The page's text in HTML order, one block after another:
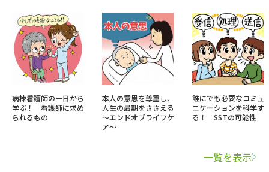
病棟看護師の一日から
学ぶ！ 看護師に求め
られるもの
本人の意思を尊重し、
人生の最期をささえる
～エンドオブライフケ
ア～
誰にでも必要なコミュ
ニケーションを科学す
る！ SSTの可能性
一覧を表示